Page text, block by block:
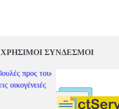
ΧΡΗΣΙΜΟΙ ΣΥΝΔΕΣΜΟΙ